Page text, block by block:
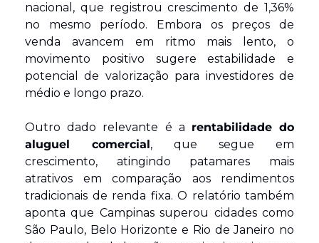
nacional, que registrou crescimento de 1,36%
no mesmo período. Embora os preços de
venda avancem em ritmo mais lento, o
movimento positivo sugere estabilidade e
potencial de valorização para investidores de
médio e longo prazo.
Outro dado relevante é a rentabilidade do
aluguel comercial, que segue em
crescimento, atingindo patamares mais
atrativos em comparação aos rendimentos
tradicionais de renda fixa. O relatório também
aponta que Campinas superou cidades como
São Paulo, Belo Horizonte e Rio de Janeiro no